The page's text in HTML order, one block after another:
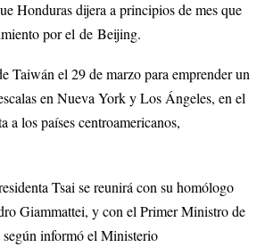
Honduras dijera a principios de mes que
por el de Beijing.
Taiwán el 29 de marzo para emprender un
en Nueva York y Los Ángeles, en el
a los países centroamericanos,
Tsai se reunirá con su homólogo
Giammattei, y con el Primer Ministro de
informó el Ministerio